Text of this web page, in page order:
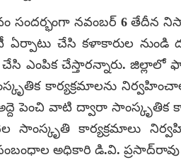
సందర్భంగా నవంబర్ 6 తేదీన
ఏర్పాటు చేసి కళాకారుల నుండి
ఎంపిక చేస్తారన్నారు. జిల్లాలో
కార్యక్రమాలను
పెంచి వాటి ద్వారా సాంస్కృతిక
సాంస్కృతి కార్యక్రమాలు
అధికారి డి.వి. ప్రసాద్‌రావు